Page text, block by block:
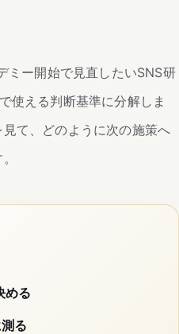
ミー開始で見直したいSNS研
使える判断基準に分解しま
て、どのように次の施策へ
める
る